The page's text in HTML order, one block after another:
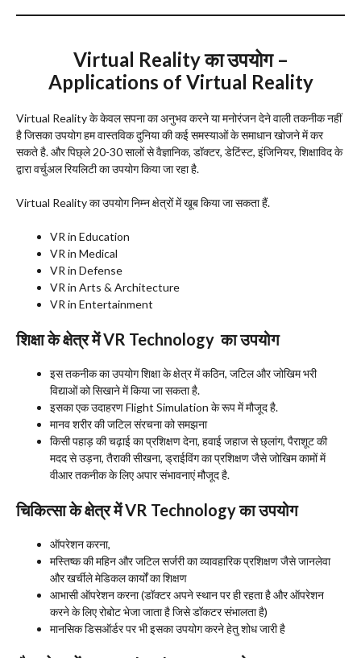
Virtual Realityका उपयोग –
Applications of Virtual Reality
Virtual Reality के केवल सपना का अनुभव करने या मनोरंजन देने वाली तकनीक नहीं
है जिसका उपयोग हम वास्तविक दुनिया की कई समस्याओं के समाधान खोजने में कर
सकते है. और पिछ्ले 20-30 सालों से वैज्ञानिक, डॉक्टर, डेटिंस्ट, इंजिनियर, शिक्षाविद के
द्वारा वर्चुअल रियलिटी का उपयोग किया जा रहा है.
Virtual Reality का उपयोग निम्न क्षेत्रों में खूब किया जा सकता हैं.
VR in Education
VR in Medical
VR in Defense
VR in Arts & Architecture
VR in Entertainment
शिक्षा के क्षेत्र मेंVR Technology का उपयोग
इस तकनीक का उपयोग शिक्षा के क्षेत्र में कठिन, जटिल और जोखिम भरी
विद्याओं को सिखाने में किया जा सकता है.
इसका एक उदाहरण Flight Simulation के रूप में मौजूद है.
मानव शरीर की जटिल संरचना को समझना
किसी पहाड़ की चढ़ाई का प्रशिक्षण देना, हवाई जहाज से छ्लांग, पैराशूट की
मदद से उड़ना, तैराकी सीखना, ड्राईविंग का प्रशिक्षण जैसे जोखिम कामों में
वीआर तकनीक के लिए अपार संभावनाएं मौजूद है.
चिकित्सा के क्षेत्र मेंVR Technologyका उपयोग
ऑपरेशन करना,
मस्तिष्क की महिन और जटिल सर्जरी का व्यावहारिक प्रशिक्षण जैसे जानलेवा
और खर्चीले मेडिकल कार्यों का शिक्षण
आभासी ऑपरेशन करना (डॉक्टर अपने स्थान पर ही रहता है और ऑपरेशन
करने के लिए रोबोट भेजा जाता है जिसे डॉकटर संभालता है)
मानसिक डिसऑर्डर पर भी इसका उपयोग करने हेतु शोध जारी है